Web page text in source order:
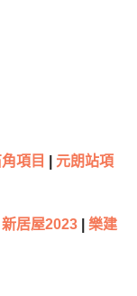
項目
元朗站項
新居屋2023|
樂建